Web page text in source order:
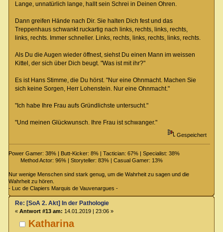
Lange, unnatürlich lange, hallt sein Schrei in Deinen Ohren.
Dann greifen Hände nach Dir. Sie halten Dich fest und das
Treppenhaus schwankt ruckartig nach links, rechts, links, rechts,
links, rechts. Immer schneller. Links, rechts, links, rechts, links, rechts.
Als Du die Augen wieder öffnest, siehst Du einen Mann im weissen
Kittel, der sich über Dich beugt. "Was ist mit ihr?"
Es ist Hans Stimme, die Du hörst. "Nur eine Ohnmacht. Machen Sie
sich keine Sorgen, Herr Lohenstein. Nur eine Ohnmacht."
"Ich habe Ihre Frau aufs Gründlichste untersucht."
"Und meinen Glückwunsch. Ihre Frau ist schwanger."
Gespeichert
Power Gamer: 38% | Butt-Kicker: 8% | Tactician: 67% | Specialist: 38%
Method Actor: 96% | Storyteller: 83% | Casual Gamer: 13%
Nur wenige Menschen sind stark genug, um die Wahrheit zu sagen und die
Wahrheit zu hören.
- Luc de Clapiers Marquis de Vauvenargues -
Katharina
Re: [SoA 2. Akt] In der Pathologie
« Antwort #13 am: 14.01.2019 | 23:06 »